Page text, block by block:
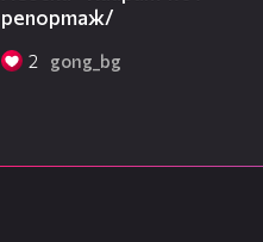
репортаж/
2 gong_bg